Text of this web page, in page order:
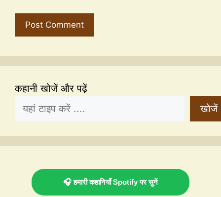
कहानी खोजें और पढ़ें
खोजें
🎧 हमारी कहानियाँ Spotify पर सुनें